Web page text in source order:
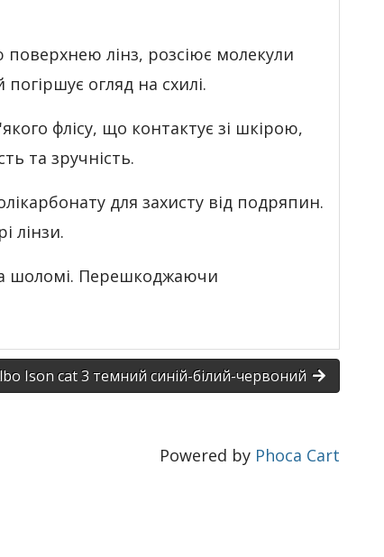
лінз, розсіює молекули
огляд на схилі.
флісу, що контактує зі шкірою,
та зручність.
для захисту від подряпин.
лінзи.
шоломі. Перешкоджаючи
Ison cat 3 темний синій-білий-червоний
Powered by Phoca Cart